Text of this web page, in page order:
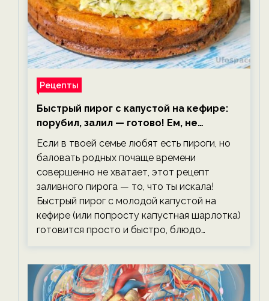
Рецепты
Быстрый пирог с капустой на кефире:
порубил, залил — готово! Ем, не
тревожась о фигуре!
Если в твоей семье любят есть пироги, но
баловать родных почаще времени
совершенно не хватает, этот рецепт
заливного пирога — то, что ты искала!
Быстрый пирог с молодой капустой на
кефире (или попросту капустная шарлотка)
готовится просто и быстро, блюдо…